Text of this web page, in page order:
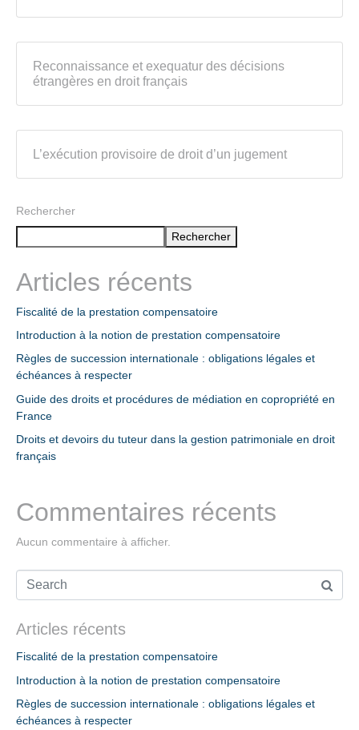
Reconnaissance et exequatur des décisions
étrangères en droit français
L’exécution provisoire de droit d’un jugement
Rechercher
Rechercher
Articles récents
Fiscalité de la prestation compensatoire
Introduction à la notion de prestation compensatoire
Règles de succession internationale : obligations légales et
échéances à respecter
Guide des droits et procédures de médiation en copropriété en
France
Droits et devoirs du tuteur dans la gestion patrimoniale en droit
français
Commentaires récents
Aucun commentaire à afficher.
Articles récents
Fiscalité de la prestation compensatoire
Introduction à la notion de prestation compensatoire
Règles de succession internationale : obligations légales et
échéances à respecter